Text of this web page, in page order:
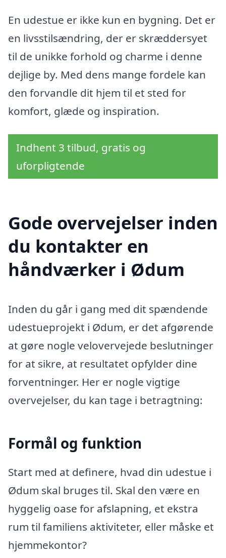
En udestue er ikke kun en bygning. Det er
en livsstilsændring, der er skræddersyet
til de unikke forhold og charme i denne
dejlige by. Med dens mange fordele kan
den forvandle dit hjem til et sted for
komfort, glæde og inspiration.
Indhent 3 tilbud, gratis og
uforpligtende
Gode overvejelser inden
du kontakter en
håndværker i Ødum
Inden du går i gang med dit spændende
udestueprojekt i Ødum, er det afgørende
at gøre nogle velovervejede beslutninger
for at sikre, at resultatet opfylder dine
forventninger. Her er nogle vigtige
overvejelser, du kan tage i betragtning:
Formål og funktion
Start med at definere, hvad din udestue i
Ødum skal bruges til. Skal den være en
hyggelig oase for afslapning, et ekstra
rum til familiens aktiviteter, eller måske et
hjemmekontor?